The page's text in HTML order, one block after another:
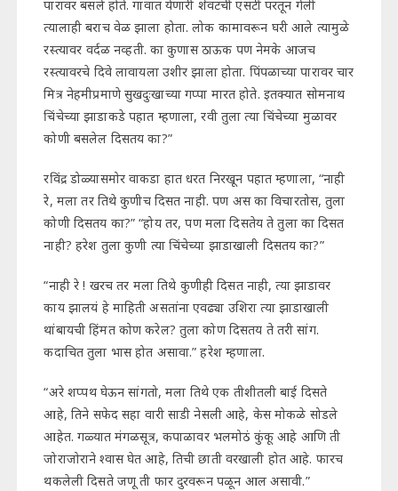
पारावर बसले होते. गावात येणारी शेवटची एसटी परतून गेली
त्यालाही बराच वेळ झाला होता. लोक कामावरून घरी आले त्यामुळे
रस्त्यावर वर्दळ नव्हती. का कुणास ठाऊक पण नेमके आजच
रस्त्यावरचे दिवे लावायला उशीर झाला होता. पिंपळाच्या पारावर चार
मित्र नेहमीप्रमाणे सुखदुःखाच्या गप्पा मारत होते. इतक्यात सोमनाथ
चिंचेच्या झाडाकडे पहात म्हणाला, रवी तुला त्या चिंचेच्या मुळावर
कोणी बसलेल दिसतय का?”
रविंद्र डोळ्यासमोर वाकडा हात धरत निरखून पहात म्हणाला, “नाही
रे, मला तर तिथे कुणीच दिसत नाही. पण अस का विचारतोस, तुला
कोणी दिसतय का?” “होय तर, पण मला दिसतेय ते तुला का दिसत
नाही? हरेश तुला कुणी त्या चिंचेच्या झाडाखाली दिसतय का?”
“नाही रे ! खरच तर मला तिथे कुणीही दिसत नाही, त्या झाडावर
काय झालयं हे माहिती असतांना एवढ्या उशिरा त्या झाडाखाली
थांबायची हिंमत कोण करेल? तुला कोण दिसतय ते तरी सांग.
कदाचित तुला भास होत असावा.” हरेश म्हणाला.
“अरे शप्पथ घेऊन सांगतो, मला तिथे एक तीशीतली बाई दिसते
आहे, तिने सफेद सहा वारी साडी नेसली आहे, केस मोकळे सोडले
आहेत. गळ्यात मंगळसूत्र, कपाळावर भलमोठं कुंकू आहे आणि ती
जोराजोराने श्वास घेत आहे, तिची छाती वरखाली होत आहे. फारच
थकलेली दिसते जणू ती फार दुरवरून पळून आल असावी.”